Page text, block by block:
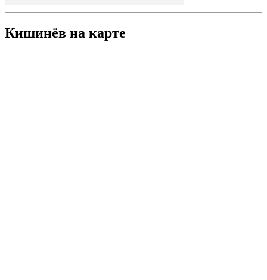
Кишинёв на карте